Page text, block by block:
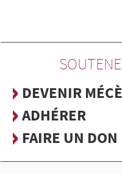
DEVENIR
ADHÉRER
FAIRE UN DON